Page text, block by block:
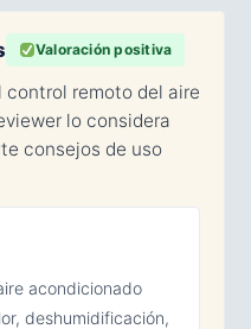
Valoración positiva
control remoto del aire
lo considera
consejos de uso
acondicionado
deshumidificación,